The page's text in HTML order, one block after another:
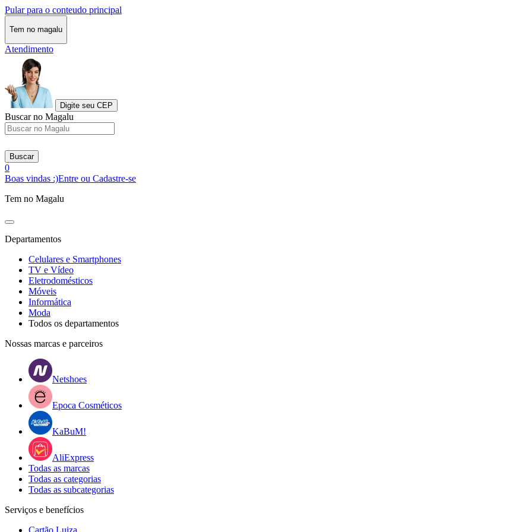
Pular para o conteudo principal
Tem no magalu
Atendimento
Digite seu CEP
Buscar no Magalu
Buscar
0
Boas vindas :)Entre ou Cadastre-se
Tem no Magalu
Departamentos
Celulares e Smartphones
TV e Vídeo
Eletrodomésticos
Móveis
Informática
Moda
Todos os departamentos
Nossas marcas e parceiros
Netshoes
Epoca Cosméticos
KaBuM!
AliExpress
Todas as marcas
Todas as categorias
Todas as subcategorias
Serviços e benefícios
Cartão Luiza